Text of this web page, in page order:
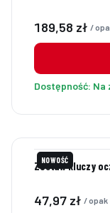
Cena
189,58 zł /
Dostępność: Na
NOWOŚĆ
Zestaw kluczy
Cena
47,97 zł / opak